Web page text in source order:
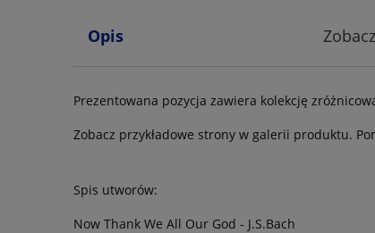
Opis
Prezentowana pozycja zawiera kolekcję
Zobacz przykładowe strony w galerii produktu.
Spis utworów:
Now Thank We All Our God - J.S.Bach